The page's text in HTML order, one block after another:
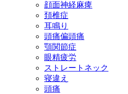
顔面神経麻痺
頚椎症
耳鳴り
頭痛偏頭痛
顎関節症
眼精疲労
ストレートネック
寝違え
頭痛